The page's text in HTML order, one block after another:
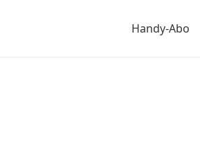
Handy-Abo